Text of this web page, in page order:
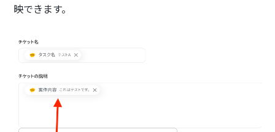
映できます。